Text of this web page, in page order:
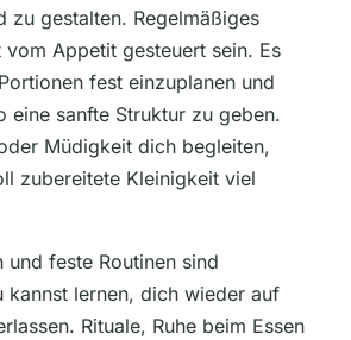
zu gestalten. Regelmäßiges
vom Appetit gesteuert sein. Es
fest einzuplanen und
eine sanfte Struktur zu geben.
Müdigkeit dich begleiten,
zubereitete Kleinigkeit viel
und feste Routinen sind
kannst lernen, dich wieder auf
Rituale, Ruhe beim Essen